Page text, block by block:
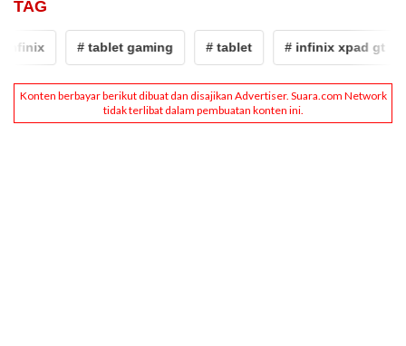
TAG
# tablet gaming # tablet # infinix xpad gt